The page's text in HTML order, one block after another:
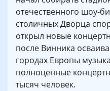
отечественного шоу-
столичных Дворца
открыл новые
после Винника
городах Европы
полноценные
тысяч человек.